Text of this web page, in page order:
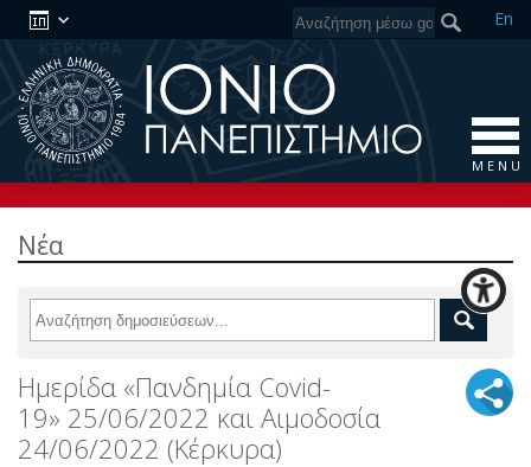
En
M E N U
Νέα
Ημερίδα «Πανδημία Covid-
19» 25/06/2022 και Αιμοδοσία
24/06/2022 (Κέρκυρα)